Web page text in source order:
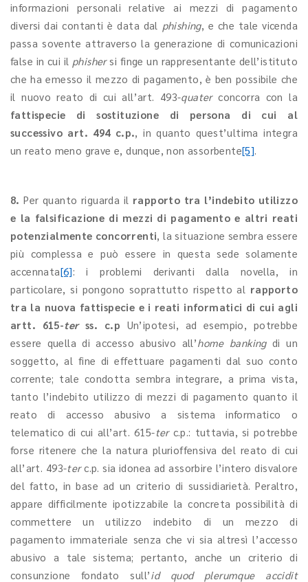
informazioni personali relative ai mezzi di pagamento
diversi dai contanti è data dal phishing, e che tale vicenda
passa sovente attraverso la generazione di comunicazioni
false in cui il phishersi finge un rappresentante dell’istituto
che ha emesso il mezzo di pagamento, è ben possibile che
il nuovo reato di cui all’art. 493-quaterconcorra con la
fattispecie di sostituzione di persona di cui al
successivo art. 494 c.p., in quanto quest’ultima integra
un reato meno grave e, dunque, non assorbente[5].
8.Per quanto riguarda il rapporto tra l’indebito utilizzo
e la falsificazione di mezzi di pagamento e altri reati
potenzialmente concorrenti, la situazione sembra essere
più complessa e può essere in questa sede solamente
accennata[6]: i problemi derivanti dalla novella, in
particolare, si pongono soprattutto rispetto al rapporto
tra la nuova fattispecie e i reati informatici di cui agli
artt. 615-terss. c.p Un’ipotesi, ad esempio, potrebbe
essere quella di accesso abusivo all’home bankingdi un
soggetto, al fine di effettuare pagamenti dal suo conto
corrente; tale condotta sembra integrare, a prima vista,
tanto l’indebito utilizzo di mezzi di pagamento quanto il
reato di accesso abusivo a sistema informatico o
telematico di cui all’art. 615-terc.p.: tuttavia, si potrebbe
forse ritenere che la natura plurioffensiva del reato di cui
all’art. 493-terc.p. sia idonea ad assorbire l’intero disvalore
del fatto, in base ad un criterio di sussidiarietà. Peraltro,
appare difficilmente ipotizzabile la concreta possibilità di
commettere un utilizzo indebito di un mezzo di
pagamento immateriale senza che vi sia altresì l’accesso
abusivo a tale sistema; pertanto, anche un criterio di
consunzione fondato sull’id quod plerumque accidit